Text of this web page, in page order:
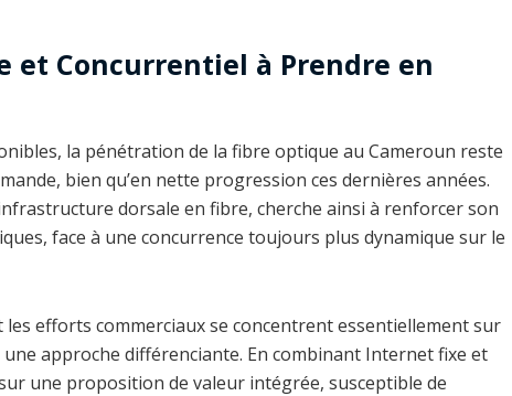
et Concurrentiel à Prendre en
la pénétration de la fibre optique au Cameroun reste
bien qu’en nette progression ces dernières années.
dorsale en fibre, cherche ainsi à renforcer son
face à une concurrence toujours plus dynamique sur le
efforts commerciaux se concentrent essentiellement sur
une approche différenciante. En combinant Internet fixe et
une proposition de valeur intégrée, susceptible de